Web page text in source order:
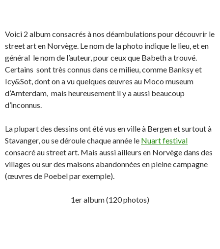
Voici 2 album consacrés à nos déambulations pour découvrir le
street art en Norvège. Le nom de la photo indique le lieu, et en
général le nom de l’auteur, pour ceux que Babeth a trouvé.
Certains sont très connus dans ce milieu, comme Banksy et
Icy&Sot, dont on a vu quelques œuvres au Moco museum
d’Amterdam, mais heureusement il y a aussi beaucoup
d’inconnus.
La plupart des dessins ont été vus en ville à Bergen et surtout à
Stavanger, ou se déroule chaque année le Nuart festival
consacré au street art. Mais aussi ailleurs en Norvège dans des
villages ou sur des maisons abandonnées en pleine campagne
(œuvres de Poebel par exemple).
1er album (120 photos)